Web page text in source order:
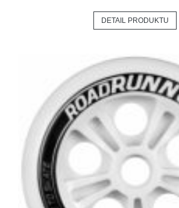
DETAIL PRODUKTU